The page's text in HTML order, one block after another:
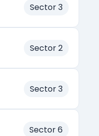
Sector 3
Sector 2
Sector 3
Sector 6